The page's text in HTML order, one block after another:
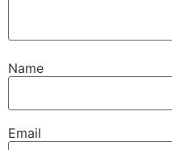
Name
Email